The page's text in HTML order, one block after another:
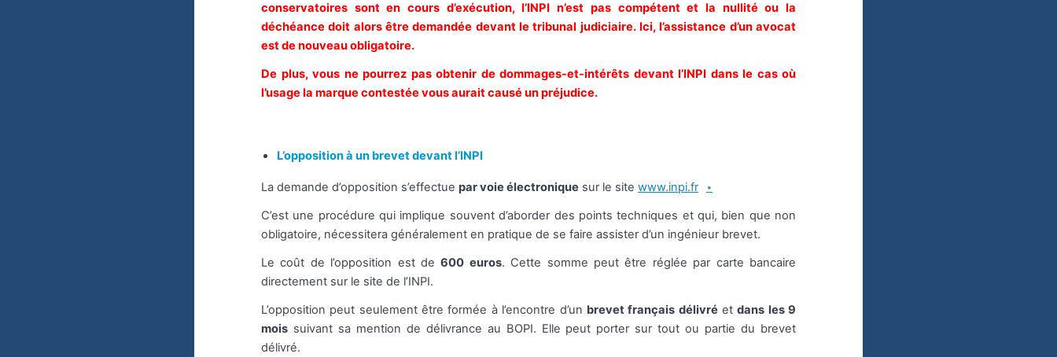
conservatoires sont en cours d’exécution, l’INPI n’est pas compétent et la nullité ou la
déchéance doit alors être demandée devant le tribunal judiciaire. Ici, l’assistance d’un avocat
est de nouveau obligatoire.
De plus, vous ne pourrez pas obtenir de dommages-et-intérêts devant l’INPI dans le cas où
l’usage la marque contestée vous aurait causé un préjudice.
L’opposition à un brevet devant l’INPI
La demande d’opposition s’effectue par voie électronique sur le site www.inpi.fr
C’est une procédure qui implique souvent d’aborder des points techniques et qui, bien que non
obligatoire, nécessitera généralement en pratique de se faire assister d’un ingénieur brevet.
Le coût de l’opposition est de600 euros. Cette somme peut être réglée par carte bancaire
directement sur le site de l’INPI.
L’opposition peut seulement être formée à l’encontre d’un brevet français délivré etdans les 9
mois suivant sa mention de délivrance au BOPI. Elle peut porter sur tout ou partie du brevet
délivré.